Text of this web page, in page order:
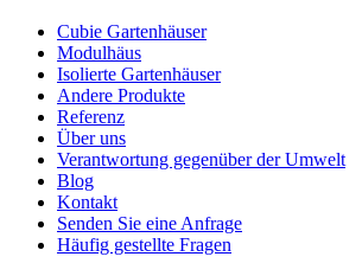
Cubie Gartenhäuser
Modulhäus
Isolierte Gartenhäuser
Andere Produkte
Referenz
Über uns
Verantwortung gegenüber der Umwelt
Blog
Kontakt
Senden Sie eine Anfrage
Häufig gestellte Fragen